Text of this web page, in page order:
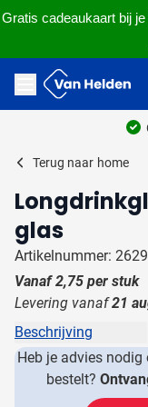
Gratis cadeaukaart bij je
Ga naar de inhoud
Menu openen
Terug naar home
glas
Artikelnummer:
Vanaf2,75 per stuk
Levering vanaf21
Beschrijving
Heb je advies
bestelt?